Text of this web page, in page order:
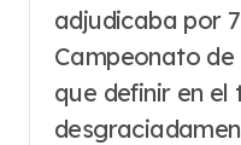
adjudicaba por
Campeonato
que definir en